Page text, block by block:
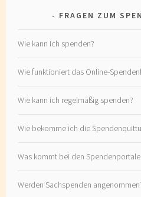
FRAGEN ZUM
Wie kann ich spenden?
Wie funktioniert das Online-
Wie kann ich regelmäßig spenden?
Wie bekomme ich die
Was kommt bei den
Werden Sachspenden